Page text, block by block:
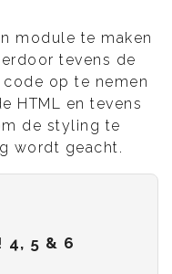
module te maken
tevens de
op te nemen
HTML en tevens
de styling te
wordt geacht.
4, 5 & 6